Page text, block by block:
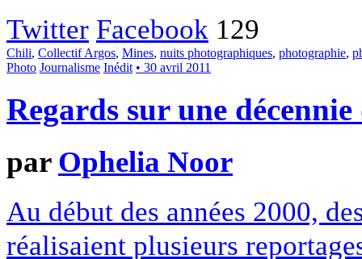
Twitter Facebook 129
Chili, Collectif Argos, Mines, nuits photographiques, photographie,
Photo Journalisme Inédit • 30 avril 2011
Regards sur une
par Ophelia Noor
Au début des années 2000,
réalisaient plusieurs